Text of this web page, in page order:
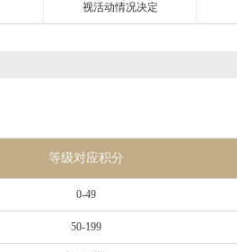
视活动情况决定
等级对应积分
0-49
50-199